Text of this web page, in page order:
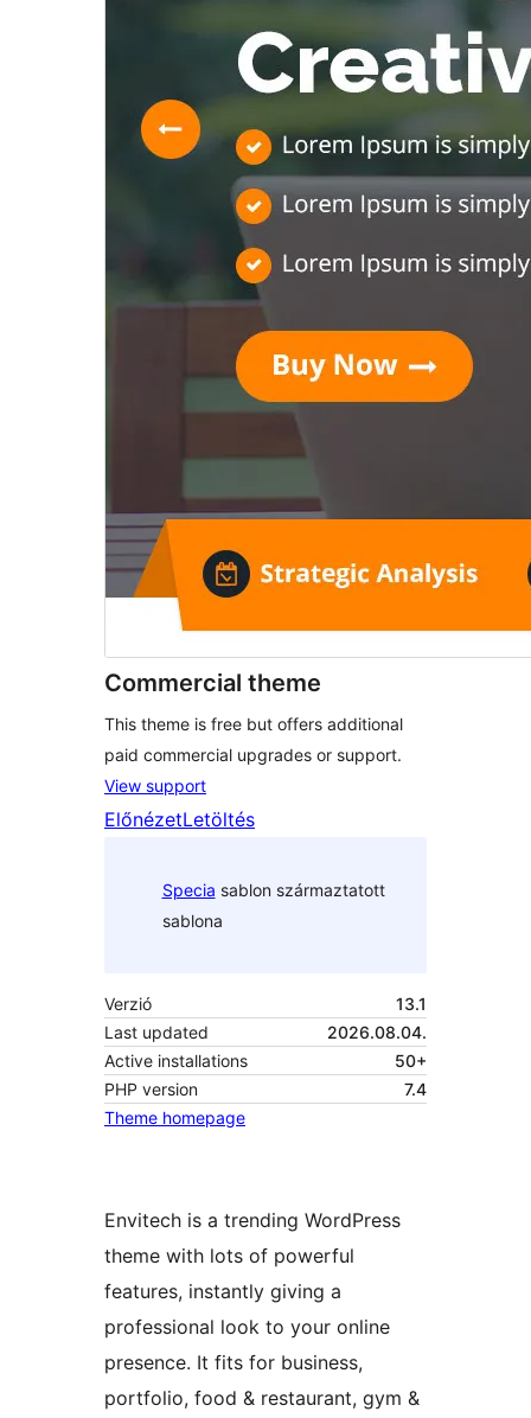
Commercial theme
This theme is free but offers additional
paid commercial upgrades or support.
View support
ElőnézetLetöltés
Specia sablon származtatott
sablona
Verzió
13.1
Last updated
2026.08.04.
Active installations
50+
PHP version
7.4
Theme homepage
Envitech is a trending WordPress
theme with lots of powerful
features, instantly giving a
professional look to your online
presence. It fits for business,
portfolio, food & restaurant, gym &